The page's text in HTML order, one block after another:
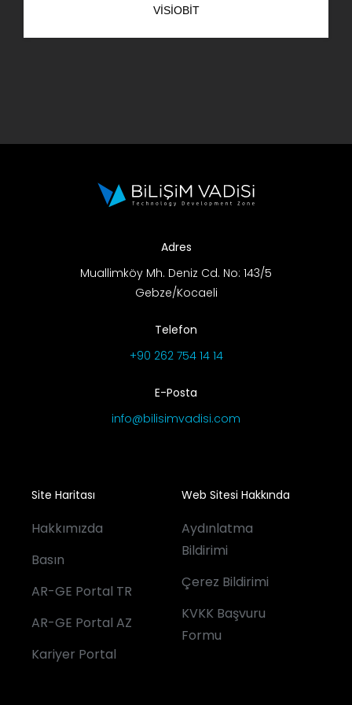
AR-GE Portal
VISIOBIT
Adres
Muallimköy Mh. Deniz Cd. No: 143/5
Gebze/Kocaeli
Telefon
+90 262 754 14 14
E-Posta
info@bilisimvadisi.com
Site Haritası
Hakkımızda
Basın
AR-GE Portal TR
AR-GE Portal AZ
Kariyer Portal
Web Sitesi Hakkında
Aydınlatma
Bildirimi
Çerez Bildirimi
KVKK Başvuru
Formu